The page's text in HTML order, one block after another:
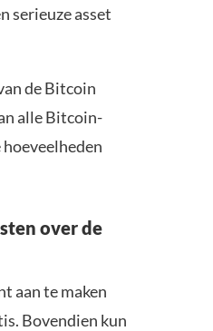
serieuze asset
de Bitcoin
alle Bitcoin-
over de
aan te maken
Bovendien kun